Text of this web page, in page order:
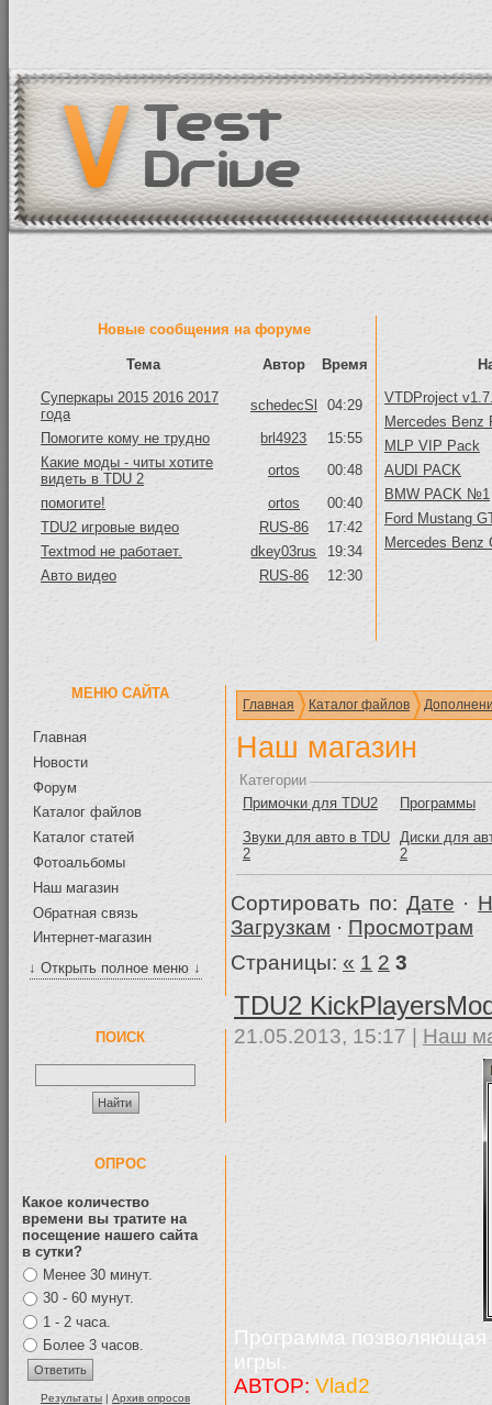
Новые сообщения на форуме
Тема Автор
Время
Суперкары 2015 2016 2017
года
schedecSl
04:29
Помогите кому не трудно
brl4923
15:55
Какие моды - читы хотите
видеть в TDU 2
ortos
00:48
помогите!
ortos
00:40
TDU2 игровые видео
RUS-86
17:42
Textmod не работает.
dkey03rus
19:34
Авто видео
RUS-86 12:30
VTDProject
Mercedes Benz
MLP VIP Pack
AUDI PACK
BMW PACK №1
Ford Mustang
Mercedes Benz
МЕНЮ САЙТА
Главная
Новости
Форум
Каталог файлов
Каталог статей
Фотоальбомы
Наш магазин
Обратная связь
Интернет-магазин
↓ Открыть полное меню ↓
ПОИСК
ОПРОС
Какое количество
времени вы тратите на
посещение нашего сайта
в сутки?
Менее 30 минут.
30 - 60 мунут.
1 - 2 часа.
Более 3 часов.
Результаты | Архив опросов
Главная Каталог файлов
Наш магазин
Категории
Примочки для TDU2
Программы
Звуки для авто в TDU
2
Диски для
2
Сортировать по: Дате ·
Загрузкам · Просмотрам
Страницы: « 1 2 3
TDU2
21.05.2013, 15:17 | Наш
Программа позволяющая
игры.
АВТОР: Vlad2